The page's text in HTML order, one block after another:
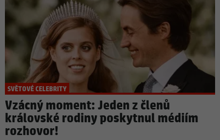
SVĚTOVÉ CELEBRITY
Vzácný moment: Jeden z členů
královské rodiny poskytnul médiím
rozhovor!